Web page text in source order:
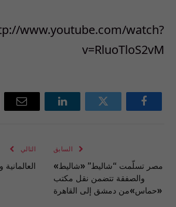
www.youtube.com/watch?
v=RluoTloS2vM
فيسبوك تويتر لينكدإن
البريد
السابق
مصر تسلّمت “شاليط” «شاليط»
والصفقة تتضمن نقل مكتب
«حماس»من دمشق إلى القاهرة
التالي
العالمانية